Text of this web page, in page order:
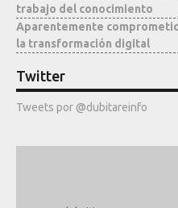
trabajo del conocimiento
Aparentemente
la transformación digital
Twitter
Tweets por @dubitareinfo